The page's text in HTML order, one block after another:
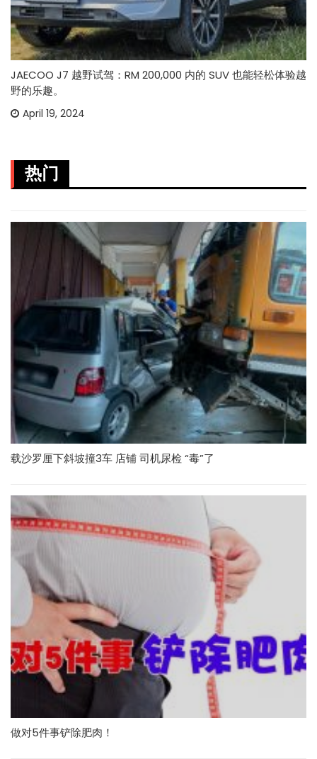
JAECOO J7 越野试驾：RM 200,000 内的 SUV 也能轻松体验越
野的乐趣。
April 19, 2024
热门
载沙罗厘下斜坡撞3车 店铺 司机尿检 “毒”了
做对5件事铲除肥肉！